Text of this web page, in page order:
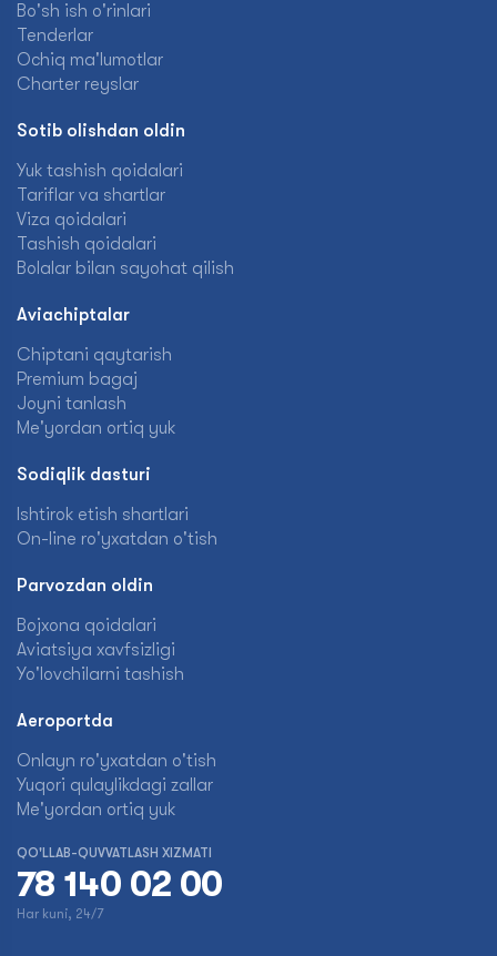
Bo'sh ish o'rinlari
Tenderlar
Ochiq ma'lumotlar
Charter reyslar
Sotib olishdan oldin
Yuk tashish qoidalari
Tariflar va shartlar
Viza qoidalari
Tashish qoidalari
Bolalar bilan sayohat qilish
Aviachiptalar
Chiptani qaytarish
Premium bagaj
Joyni tanlash
Me'yordan ortiq yuk
Sodiqlik dasturi
Ishtirok etish shartlari
On-line ro'yxatdan o'tish
Parvozdan oldin
Bojxona qoidalari
Aviatsiya xavfsizligi
Yo'lovchilarni tashish
Aeroportda
Onlayn ro'yxatdan o'tish
Yuqori qulaylikdagi zallar
Me'yordan ortiq yuk
QO'LLAB-QUVVATLASH XIZMATI
78 140 02 00
Har kuni, 24/7